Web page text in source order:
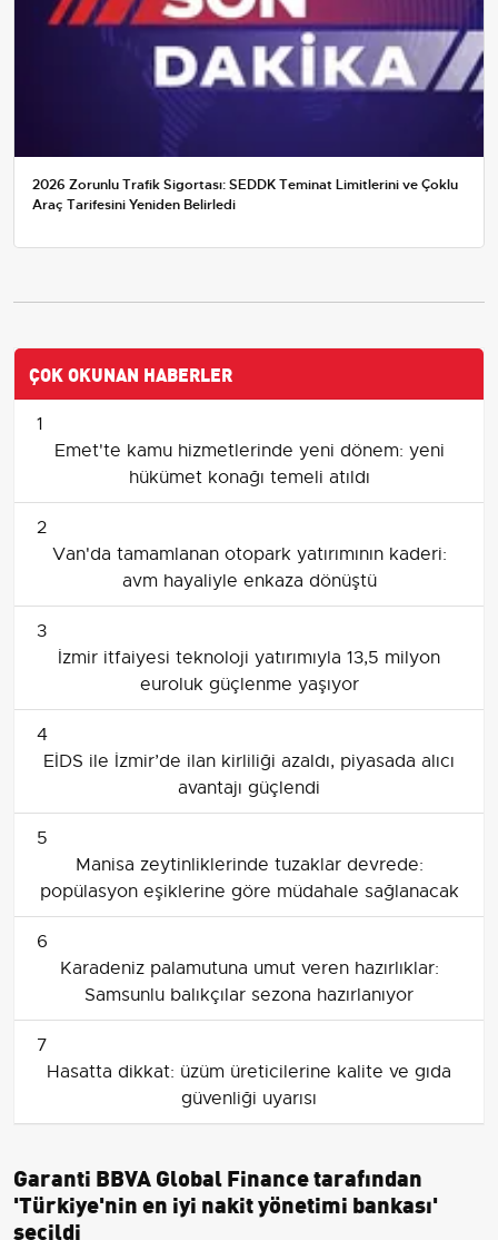
2026 Zorunlu Trafik Sigortası: SEDDK Teminat Limitlerini ve Çoklu
Araç Tarifesini Yeniden Belirledi
ÇOK OKUNAN HABERLER
1
Emet'te kamu hizmetlerinde yeni dönem: yeni
hükümet konağı temeli atıldı
2
Van'da tamamlanan otopark yatırımının kaderi:
avm hayaliyle enkaza dönüştü
3
İzmir itfaiyesi teknoloji yatırımıyla 13,5 milyon
euroluk güçlenme yaşıyor
4
EİDS ile İzmir’de ilan kirliliği azaldı, piyasada alıcı
avantajı güçlendi
5
Manisa zeytinliklerinde tuzaklar devrede:
popülasyon eşiklerine göre müdahale sağlanacak
6
Karadeniz palamutuna umut veren hazırlıklar:
Samsunlu balıkçılar sezona hazırlanıyor
7
Hasatta dikkat: üzüm üreticilerine kalite ve gıda
güvenliği uyarısı
Garanti BBVA Global Finance tarafından
'Türkiye'nin en iyi nakit yönetimi bankası'
seçildi